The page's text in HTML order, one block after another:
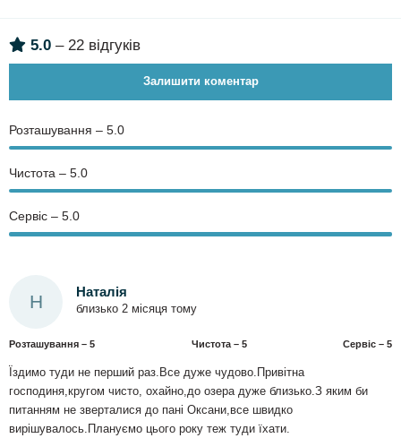
5.0 – 22 відгуків
Залишити коментар
Розташування – 5.0
Чистота – 5.0
Сервіс – 5.0
Н Наталія
близько 2 місяця тому
Розташування – 5 Чистота – 5 Сервіс – 5
Їздимо туди не перший раз.Все дуже чудово.Привітна
господиня,кругом чисто, охайно,до озера дуже близько.З яким би
питанням не зверталися до пані Оксани,все швидко
вирішувалось.Плануємо цього року теж туди їхати.